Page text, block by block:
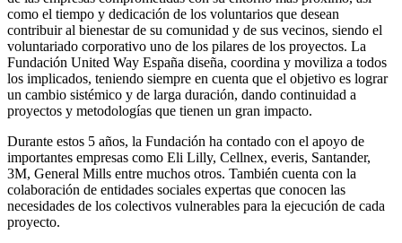
como el tiempo y dedicación de los voluntarios que desean
contribuir al bienestar de su comunidad y de sus vecinos, siendo el
voluntariado corporativo uno de los pilares de los proyectos. La
Fundación United Way España diseña, coordina y moviliza a todos
los implicados, teniendo siempre en cuenta que el objetivo es lograr
un cambio sistémico y de larga duración, dando continuidad a
proyectos y metodologías que tienen un gran impacto.
Durante estos 5 años, la Fundación ha contado con el apoyo de
importantes empresas como Eli Lilly, Cellnex, everis, Santander,
3M, General Mills entre muchos otros. También cuenta con la
colaboración de entidades sociales expertas que conocen las
necesidades de los colectivos vulnerables para la ejecución de cada
proyecto.